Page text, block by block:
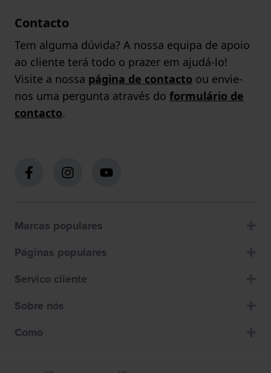
Contacto
Tem alguma dúvida? A nossa equipa de apoio
ao cliente terá todo o prazer em ajudá-lo!
Visite a nossa página de contacto ou envie-
nos uma pergunta através do formulário de
contacto.
Marcas populares
Páginas populares
Servico cliente
Sobre nós
Como